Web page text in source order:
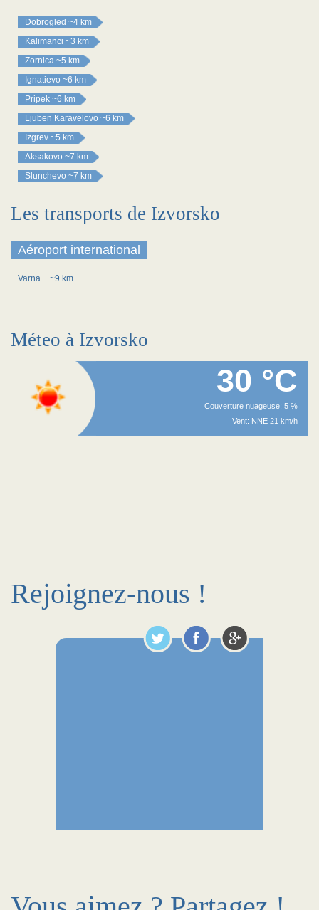
Dobrogled ~4 km
Kalimanci ~3 km
Zornica ~5 km
Ignatievo ~6 km
Pripek ~6 km
Ljuben Karavelovo ~6 km
Izgrev ~5 km
Aksakovo ~7 km
Slunchevo ~7 km
Les transports de Izvorsko
Aéroport international
Varna ~9 km
Méteo à Izvorsko
30 °C
Couverture nuageuse: 5 %
Vent: NNE 21 km/h
Rejoignez-nous !